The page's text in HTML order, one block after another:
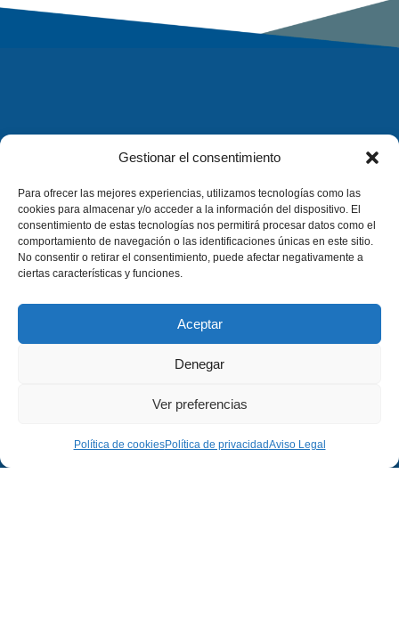
Gestionar el consentimiento
Para ofrecer las mejores experiencias, utilizamos tecnologías como las
cookies para almacenar y/o acceder a la información del dispositivo. El
consentimiento de estas tecnologías nos permitirá procesar datos como el
comportamiento de navegación o las identificaciones únicas en este sitio.
No consentir o retirar el consentimiento, puede afectar negativamente a
ciertas características y funciones.
Aceptar
Denegar
Ver preferencias
Política de cookiesPolítica de privacidadAviso Legal
Empresa Legal